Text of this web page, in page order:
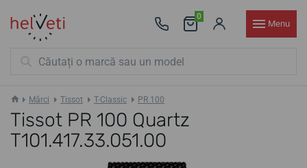
0
Menu
Mărci Tissot T-Classic PR 100
Tissot PR 100 Quartz
T101.417.33.051.00